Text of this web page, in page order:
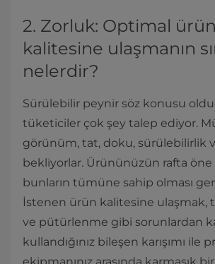
2. Zorluk: Optimal ürün
kalitesine ulaşmanın
nelerdir?
Sürülebilir peynir söz konusu
tüketiciler çok şey talep ediyor.
görünüm, tat, doku, sürülebilirlik
bekliyorlar. Ürününüzün rafta öne
bunların tümüne sahip olması
İstenen ürün kalitesine ulaşmak,
ve pütürlenme gibi sorunlardan
kullandığınız bileşen karışımı ile